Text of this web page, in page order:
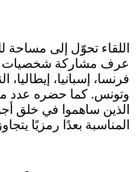
اللقاء تحوّل إلى مساحة
عرف مشاركة شخصيات
فرنسا، إسبانيا، إيطاليا،
وتونس. كما حضره عدد من
الذين ساهموا في خلق
المناسبة بعدًا رمزيًا